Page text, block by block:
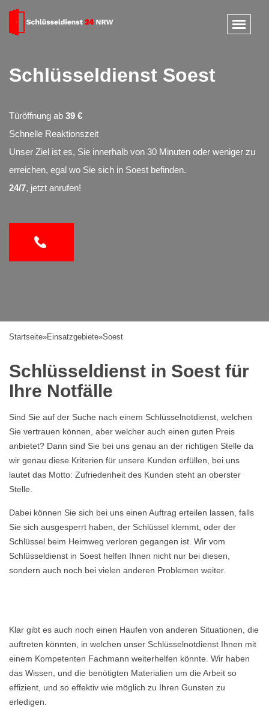
Schlüsseldienst Soest
Türöffnung ab 39 €
Schnelle Reaktionszeit
Unser Ziel ist es, Sie innerhalb von 30 Minuten oder weniger zu
erreichen, egal wo Sie sich in Soest befinden.
24/7, jetzt anrufen!
Startseite»Einsatzgebiete»Soest
Schlüsseldienst in Soest für
Ihre Notfälle
Sind Sie auf der Suche nach einem Schlüsselnotdienst, welchen
Sie vertrauen können, aber welcher auch einen guten Preis
anbietet? Dann sind Sie bei uns genau an der richtigen Stelle da
wir genau diese Kriterien für unsere Kunden erfüllen, bei uns
lautet das Motto: Zufriedenheit des Kunden steht an oberster
Stelle.
Dabei können Sie sich bei uns einen Auftrag erteilen lassen, falls
Sie sich ausgesperrt haben, der Schlüssel klemmt, oder der
Schlüssel beim Heimweg verloren gegangen ist. Wir vom
Schlüsseldienst in Soest helfen Ihnen nicht nur bei diesen,
sondern auch noch bei vielen anderen Problemen weiter.
Klar gibt es auch noch einen Haufen von anderen Situationen, die
auftreten könnten, in welchen unser Schlüsselnotdienst Ihnen mit
einem Kompetenten Fachmann weiterhelfen könnte. Wir haben
das Wissen, und die benötigten Materialien um die Arbeit so
effizient, und so effektiv wie möglich zu Ihren Gunsten zu
erledigen.